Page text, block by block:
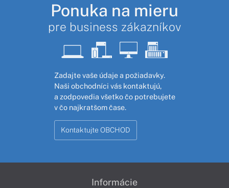
Ponuka na mieru
pre business zákazníkov
Zadajte vaše údaje a požiadavky.
Naši obchodníci vás kontaktujú,
a zodpovedia všetko čo potrebujete
v čo najkratšom čase.
Kontaktujte OBCHOD
Informácie